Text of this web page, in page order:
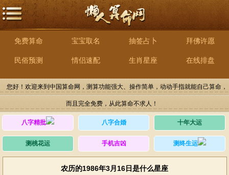
免费算命 宝宝取名 抽签占卜 拜佛许愿
民俗预测 情侣速配 生肖星座 在线排盘
您好！欢迎来到中国算命网，测算功能强大、操作简单，动动手指就能自己算命，
而且完全免费，从此算命不求人！
八字精批 八字合婚 十年大运
测桃花运 手机吉凶 测终生运
农历的1986年3月16日是什么星座